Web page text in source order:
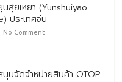
สุ่ยเหยา (Yunshuiyao
ประเทศจีน
No Comment
นจัดจำหน่ายสินค้า OTOP